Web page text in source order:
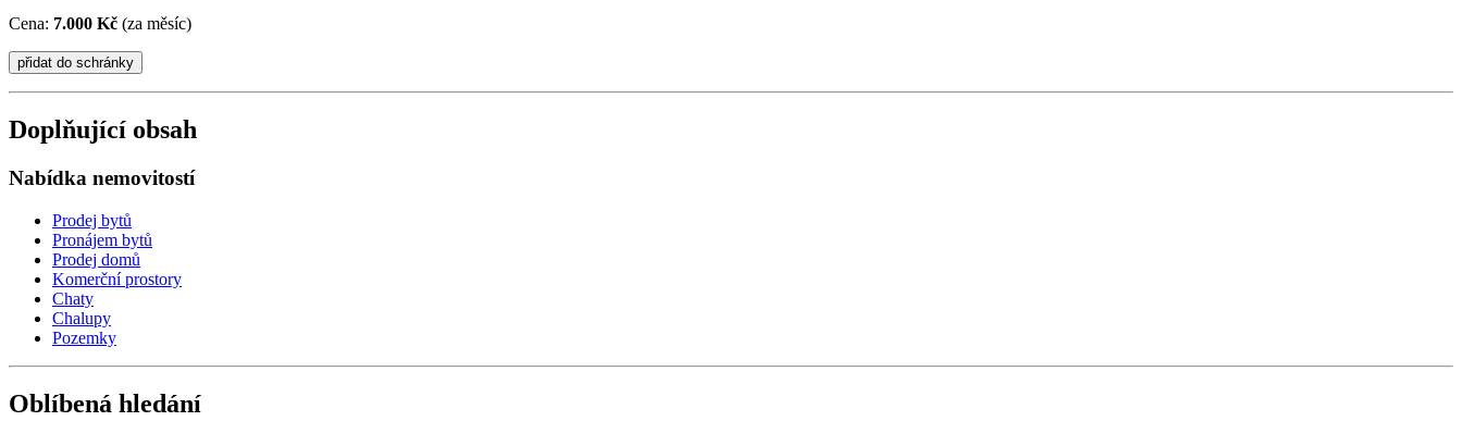
Cena: 7.000 Kč (za měsíc)
Doplňující obsah
Nabídka nemovitostí
Prodej bytů
Pronájem bytů
Prodej domů
Komerční prostory
Chaty
Chalupy
Pozemky
Oblíbená hledání